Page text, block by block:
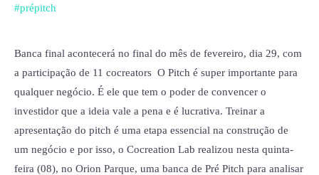
#prépitch
Banca final acontecerá no final do mês de fevereiro, dia 29, com
a participação de 11 cocreators O Pitch é super importante para
qualquer negócio. É ele que tem o poder de convencer o
investidor que a ideia vale a pena e é lucrativa. Treinar a
apresentação do pitch é uma etapa essencial na construção de
um negócio e por isso, o Cocreation Lab realizou nesta quinta-
feira (08), no Orion Parque, uma banca de Pré Pitch para analisar
apresentação
novos
negócios,
Orion
Tecnológico